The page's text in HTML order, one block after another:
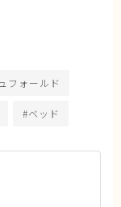
フォールド
#ベッド